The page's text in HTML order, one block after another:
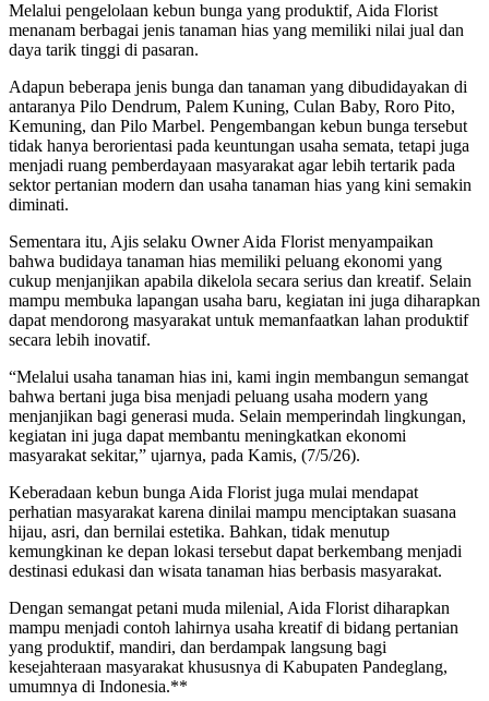
Melalui pengelolaan kebun bunga yang produktif, Aida Florist
menanam berbagai jenis tanaman hias yang memiliki nilai jual dan
daya tarik tinggi di pasaran.
Adapun beberapa jenis bunga dan tanaman yang dibudidayakan di
antaranya Pilo Dendrum, Palem Kuning, Culan Baby, Roro Pito,
Kemuning, dan Pilo Marbel. Pengembangan kebun bunga tersebut
tidak hanya berorientasi pada keuntungan usaha semata, tetapi juga
menjadi ruang pemberdayaan masyarakat agar lebih tertarik pada
sektor pertanian modern dan usaha tanaman hias yang kini semakin
diminati.
Sementara itu, Ajis selaku Owner Aida Florist menyampaikan
bahwa budidaya tanaman hias memiliki peluang ekonomi yang
cukup menjanjikan apabila dikelola secara serius dan kreatif. Selain
mampu membuka lapangan usaha baru, kegiatan ini juga diharapkan
dapat mendorong masyarakat untuk memanfaatkan lahan produktif
secara lebih inovatif.
“Melalui usaha tanaman hias ini, kami ingin membangun semangat
bahwa bertani juga bisa menjadi peluang usaha modern yang
menjanjikan bagi generasi muda. Selain memperindah lingkungan,
kegiatan ini juga dapat membantu meningkatkan ekonomi
masyarakat sekitar,” ujarnya, pada Kamis, (7/5/26).
Keberadaan kebun bunga Aida Florist juga mulai mendapat
perhatian masyarakat karena dinilai mampu menciptakan suasana
hijau, asri, dan bernilai estetika. Bahkan, tidak menutup
kemungkinan ke depan lokasi tersebut dapat berkembang menjadi
destinasi edukasi dan wisata tanaman hias berbasis masyarakat.
Dengan semangat petani muda milenial, Aida Florist diharapkan
mampu menjadi contoh lahirnya usaha kreatif di bidang pertanian
yang produktif, mandiri, dan berdampak langsung bagi
kesejahteraan masyarakat khususnya di Kabupaten Pandeglang,
umumnya di Indonesia.**